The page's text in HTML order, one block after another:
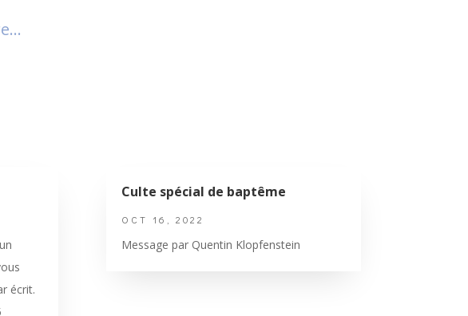
écrit.
Culte spécial de baptême
OCT 16, 2022
Message par Quentin Klopfenstein